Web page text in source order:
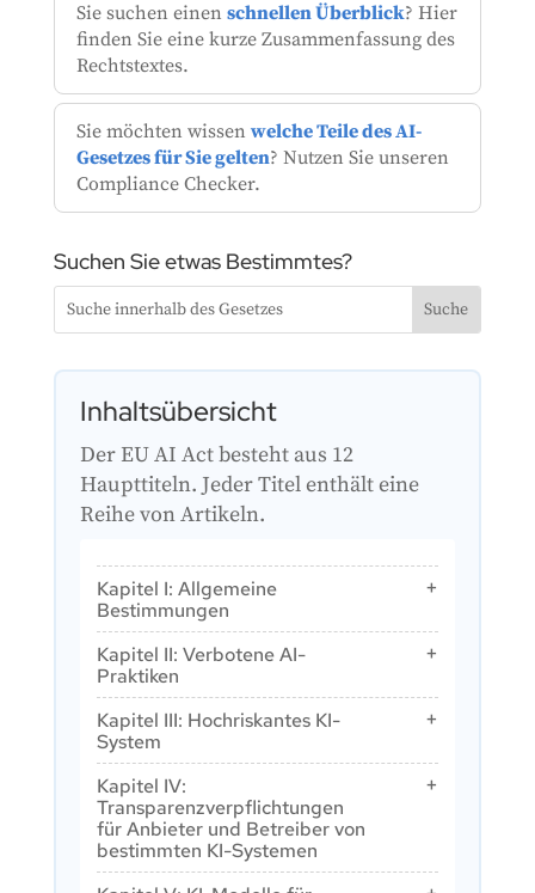
Sie suchen einen schnellen Überblick? Hier
finden Sie eine kurze Zusammenfassung des
Rechtstextes.
Sie möchten wissen welche Teile des AI-
Gesetzes für Sie gelten? Nutzen Sie unseren
Compliance Checker.
Suchen Sie etwas Bestimmtes?
Inhaltsübersicht
Der EU AI Act besteht aus 12
Haupttiteln. Jeder Titel enthält eine
Reihe von Artikeln.
Kapitel I: Allgemeine
Bestimmungen
Artikel 1: Gegenstand
Artikel 2: Anwendungsbereich
Artikel 4: KI-Kompetenz
Kapitel II: Verbotene AI-
Praktiken
Artikel 5: Verbotene AI-Praktiken
Kapitel III: Hochriskantes KI-
System
Abschnitt 1: Einstufung von KI-
Systemen als hochriskant
Artikel 6: Klassifizierungsregeln für KI-
Systeme mit hohem Risiko
Artikel 7: Änderungen des Anhangs III
Kapitel IV:
Transparenzverpflichtungen
für Anbieter und Betreiber von
bestimmten KI-Systemen
Artikel 50: Transparenzverpflichtungen